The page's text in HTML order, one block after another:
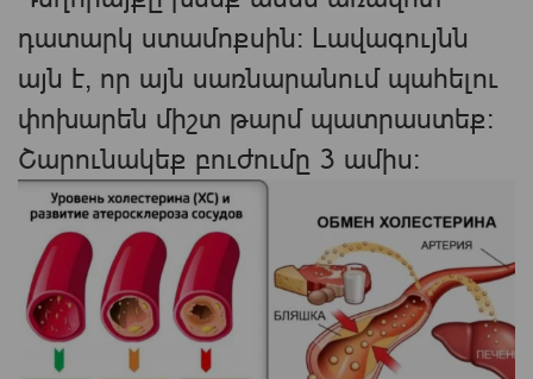
դատարկ ստամոքսին։ Լավագույնն
այն է, որ այն սառնարանում պահելու
փոխարեն միշտ թարմ պատրաստեք:
Շարունակեք բուժումը 3 ամիս։